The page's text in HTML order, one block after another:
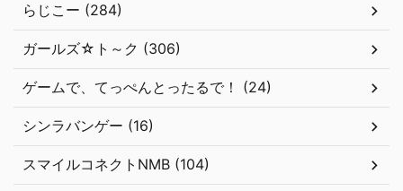
らじこー (284)
ガールズ☆ト～ク (306)
ゲームで、てっぺんとったるで！ (24)
シンラバンゲー (16)
スマイルコネクトNMB (104)